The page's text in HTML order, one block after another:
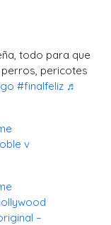
todo para que
pericotes
#finalfeliz ♬
v
–